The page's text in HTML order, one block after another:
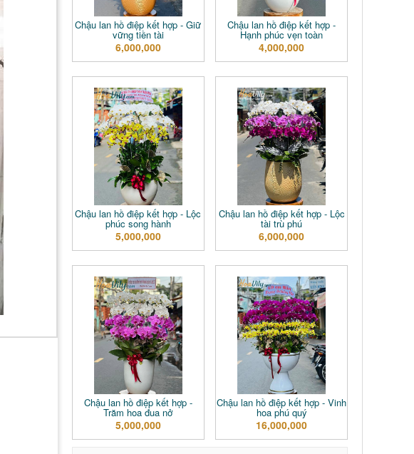
Chậu lan hồ điệp kết hợp - Giữ
vững tiền tài
6,000,000
Chậu lan hồ điệp kết hợp -
Hạnh phúc vẹn toàn
4,000,000
Chậu lan hồ điệp kết hợp - Lộc
phúc song hành
5,000,000
Chậu lan hồ điệp kết hợp - Lộc
tài trù phú
6,000,000
Chậu lan hồ điệp kết hợp -
Trăm hoa đua nở
5,000,000
Chậu lan hồ điệp kết hợp - Vinh
hoa phú quý
16,000,000